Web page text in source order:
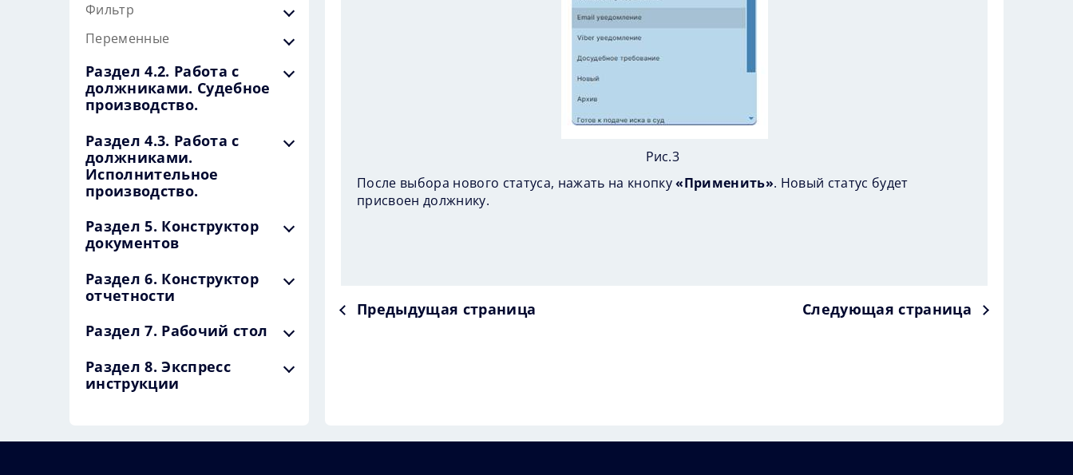
Фильтр
Переменные
Раздел 4.2. Работа с
должниками. Судебное
производство.
Раздел 4.3. Работа с
должниками.
Исполнительное
производство.
Раздел 5. Конструктор
документов
Раздел 6. Конструктор
отчетности
Раздел 7. Рабочий стол
Раздел 8. Экспресс
инструкции
Рис.3
После выбора нового статуса, нажать на кнопку«Применить». Новый статус будет
присвоен должнику.
Предыдущая страница Следующая страница